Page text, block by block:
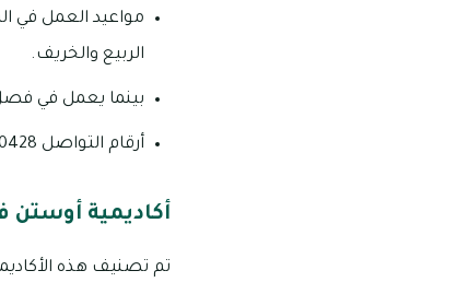
الربيع والخريف.
بينما يعمل في فصل الصيف من الساعة 8 صباحا
أرقام التواصل 0428 505 06/ 0669 505 06.
أكاديمية أوستن
تم تصنيف هذه